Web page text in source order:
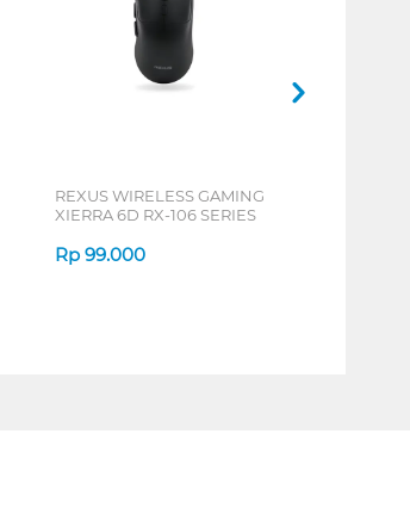
REXUS WIRELESS GAMING
XIERRA 6D RX-106 SERIES
Rp 99.000